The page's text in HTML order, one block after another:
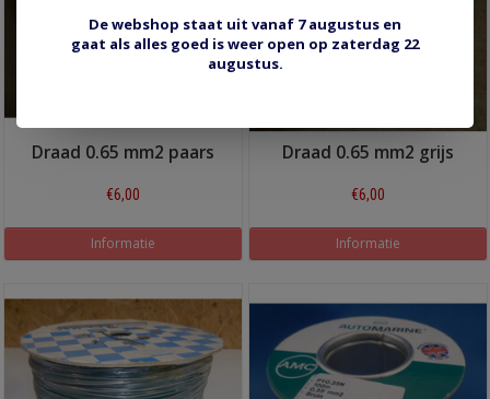
Draad 0.65 mm2 paars
€6,00
Informatie
Draad 0.65 mm2 grijs
€6,00
Informatie
De webshop staat uit vanaf 7 augustus en
gaat als alles goed is weer open op zaterdag 22
augustus.